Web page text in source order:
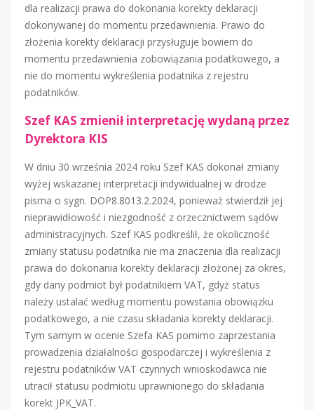
dla realizacji prawa do dokonania korekty deklaracji
dokonywanej do momentu przedawnienia. Prawo do
złożenia korekty deklaracji przysługuje bowiem do
momentu przedawnienia zobowiązania podatkowego, a
nie do momentu wykreślenia podatnika z rejestru
podatników.
Szef KAS zmienił interpretację wydaną przez
Dyrektora KIS
W dniu 30 września 2024 roku Szef KAS dokonał zmiany
wyżej wskazanej interpretacji indywidualnej w drodze
pisma o sygn. DOP8.8013.2.2024, ponieważ stwierdził jej
nieprawidłowość i niezgodność z orzecznictwem sądów
administracyjnych. Szef KAS podkreślił, że okoliczność
zmiany statusu podatnika nie ma znaczenia dla realizacji
prawa do dokonania korekty deklaracji złożonej za okres,
gdy dany podmiot był podatnikiem VAT, gdyż status
należy ustalać według momentu powstania obowiązku
podatkowego, a nie czasu składania korekty deklaracji.
Tym samym w ocenie Szefa KAS pomimo zaprzestania
prowadzenia działalności gospodarczej i wykreślenia z
rejestru podatników VAT czynnych wnioskodawca nie
utracił statusu podmiotu uprawnionego do składania
korekt JPK_VAT.